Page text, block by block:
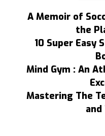
A Memoir of
the
10 Super Easy
Mind Gym : An
Mastering The